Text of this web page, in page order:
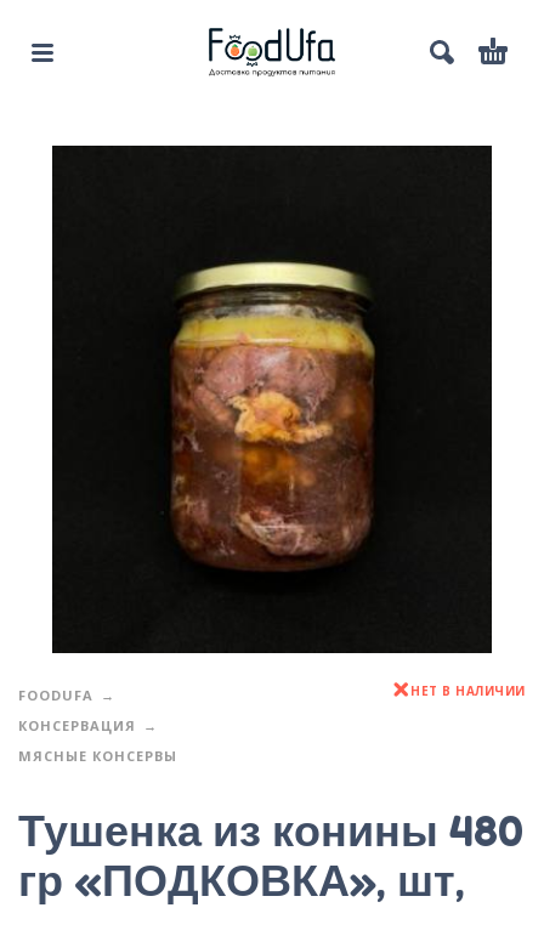
FOODUFA
КОНСЕРВАЦИЯ
МЯСНЫЕ КОНСЕРВЫ
НЕТ В НАЛИЧИИ
Тушенка из конины 480
гр «ПОДКОВКА», шт,